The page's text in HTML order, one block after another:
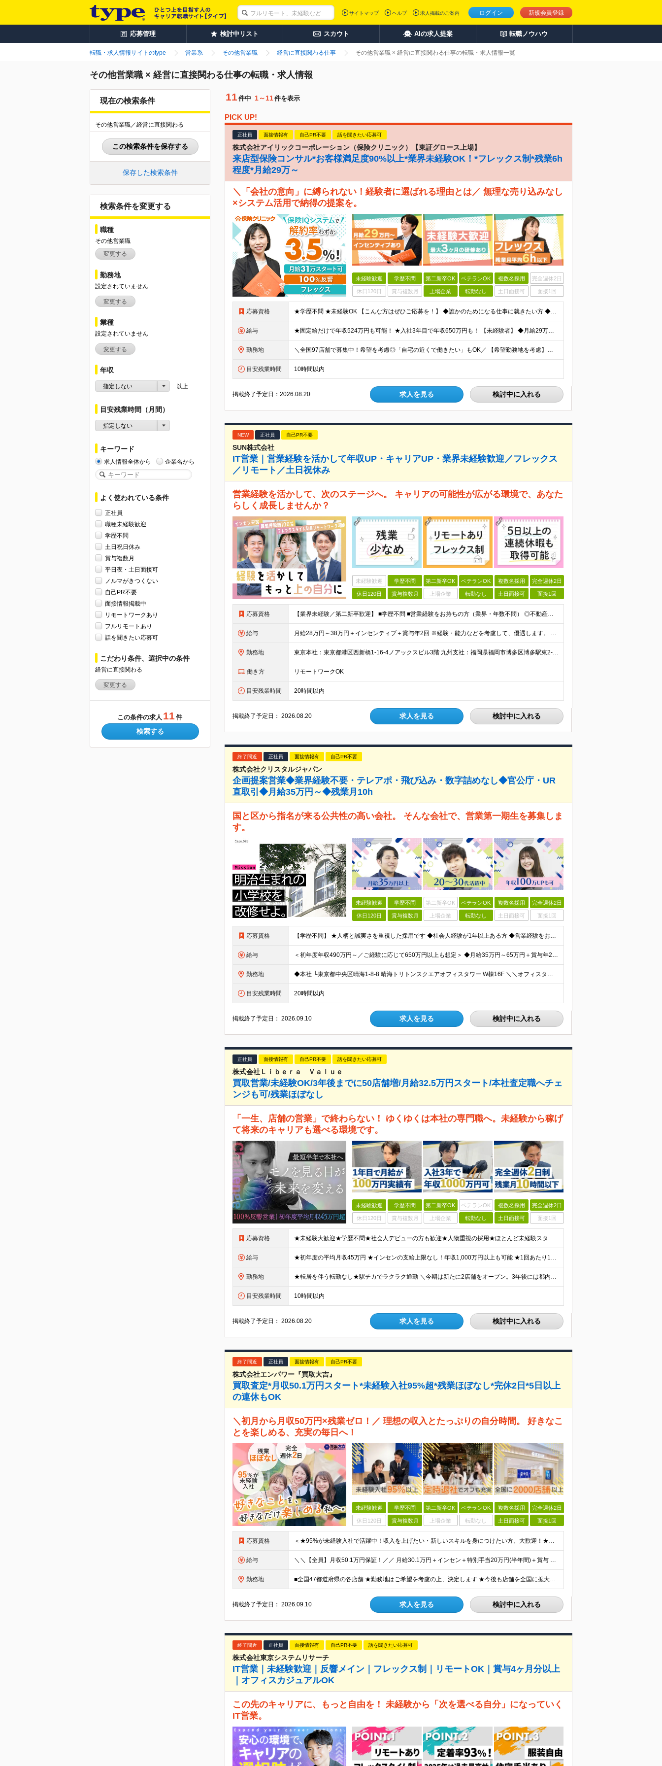
ログイン 新規会員登録
サイトマップ ヘルプ 求人掲載のご案内
応募管理 検討中リスト スカウト AIの求人提案 転職ノウハウ
転職・求人情報サイトのtype 営業系 その他営業職 経営に直接関わる仕事 その他営業職 × 経営に直接関わる仕事の転職・求人情報一覧
その他営業職 × 経営に直接関わる仕事の転職・求人情報
現在の検索条件
その他営業職／経営に直接関わる
この検索条件を保存する
保存した検索条件
検索条件を変更する
職種
その他営業職
変更する
勤務地
設定されていません
変更する
業種
設定されていません
変更する
年収
指定しない 以上
目安残業時間（月間）
指定しない
キーワード
求人情報全体から 企業名から
よく使われている条件
正社員
職種未経験歓迎
学歴不問
土日祝日休み
賞与複数月
平日夜・土日面接可
ノルマがきつくない
自己PR不要
面接情報掲載中
リモートワークあり
フルリモートあり
話を聞きたい応募可
こだわり条件、選択中の条件
経営に直接関わる
変更する
この条件の求人 11 件
検索する
11 件中 1～11件を表示
PICK UP!
正社員 面接情報有 自己PR不要 話を聞きたい応募可
株式会社アイリックコーポレーション（保険クリニック）【東証グロース上場】
来店型保険コンサル*お客様満足度90%以上*業界未経験OK！*フレックス制*残業6h
程度*月給29万～
＼「会社の意向」に縛られない！経験者に選ばれる理由とは／ 無理な売り込みなし
×システム活用で納得の提案を。
未経験歓迎 学歴不問 第二新卒OK ベテランOK 複数名採用 完全週休2日
休日120日 賞与複数月 上場企業 転勤なし 土日面接可 面接1回
応募資格 ★学歴不問 ★未経験OK 【こんな方はぜひご応募を！】 ◆誰かのためになる仕事に就きたい方 ◆人に寄り添い、相手の心を大切にできる方 ◆保険の知識を身につけて、長く働きたい方 ◆人と話すのが好きで、
給与 ★固定給だけで年収524万円も可能！ ★入社3年目で年収650万円も！ 【未経験者】 ◆月給29万円～51万円（店舗手当・営業手当など一律手当含む）＋インセンティブ＋他各種手当＋決算賞与あり（会社業
勤務地 ＼全国97店舗で募集中！希望を考慮◎「自宅の近くで働きたい」もOK／ 【希望勤務地を考慮】全97店舗／北海道・東京・神奈川・千葉・埼玉・石川・静岡・愛知・大阪・兵庫・福岡の『保険クリニック』直営店
目安残業時間 10時間以内
掲載終了予定日：2026.08.20 求人を見る 検討中に入れる
NEW 正社員 自己PR不要
SUN株式会社
IT営業｜営業経験を活かして年収UP・キャリアUP・業界未経験歓迎／フレックス
／リモート／土日祝休み
営業経験を活かして、次のステージへ。 キャリアの可能性が広がる環境で、あなた
らしく成長しませんか？
未経験歓迎 学歴不問 第二新卒OK ベテランOK 複数名採用 完全週休2日
休日120日 賞与複数月 上場企業 転勤なし 土日面接可 面接1回
応募資格 【業界未経験／第二新卒歓迎】 ■学歴不問 ■営業経験をお持ちの方（業界・年数不問） ◎不動産・代理店営業・メーカー営業など異業種出身メンバーが活躍中！ ～優遇～ ■IT業界、人材業界の営業経験者歓
給与 月給28万円～38万円＋インセンティブ＋賞与年2回 ※経験・能力などを考慮して、優遇します。 ※固定残業代（30時間分、4万7334円以上）を含む。超過分は別途支給します。 ※6ヶ月間の試用期間があ
勤務地 東京本社：東京都港区西新橋1-16-4ノアックスビル3階 九州支社：福岡県福岡市博多区博多駅東2-5-28博多偕成ビル2階 ◎転勤はありません。 ◎週2～3回リモート可能です！ (変更の範囲)なし
働き方 リモートワークOK
目安残業時間 20時間以内
掲載終了予定日：2026.08.20 求人を見る 検討中に入れる
終了間近 正社員 面接情報有 自己PR不要
株式会社クリスタルジャパン
企画提案営業◆業界経験不要・テレアポ・飛び込み・数字詰めなし◆官公庁・UR
直取引◆月給35万円～◆残業月10h
国と区から指名が来る公共性の高い会社。 そんな会社で、営業第一期生を募集しま
す。
未経験歓迎 学歴不問 第二新卒OK ベテランOK 複数名採用 完全週休2日
休日120日 賞与複数月 上場企業 転勤なし 土日面接可 面接1回
応募資格 【学歴不問】 ★人柄と誠実さを重視した採用です ◆社会人経験が1年以上ある方 ◆営業経験をお持ちの方は優遇します（法人・個人、業界・商材は不問） ※業界知識・建築知識は不要です。入社後に案件と先輩
給与 ＜初年度年収490万円～／ご経験に応じて650万円以上も想定＞ ◆月給35万円～65万円＋賞与年2回（7月・12月） 【なぜこの給与を払えるのか】 UR都市機構様・日本郵政様・官公庁との直取引で中間
勤務地 ◆本社 └東京都中央区晴海1-8-8 晴海トリトンスクエアオフィスタワー W棟16F ＼＼オフィスタワー内には商業施設が多数併設／／ カフェやレストラン、コンビニやスーパー、 100円ショップなど様
目安残業時間 20時間以内
掲載終了予定日：2026.09.10 求人を見る 検討中に入れる
正社員 面接情報有 自己PR不要 話を聞きたい応募可
株式会社Ｌｉｂｅｒａ Ｖａｌｕｅ
買取営業/未経験OK/3年後までに50店舗増/月給32.5万円スタート/本社査定職へチェ
ンジも可/残業ほぼなし
「一生、店舗の営業」で終わらない！ ゆくゆくは本社の専門職へ。未経験から稼げ
て将来のキャリアも選べる環境です。
未経験歓迎 学歴不問 第二新卒OK ベテランOK 複数名採用 完全週休2日
休日120日 賞与複数月 上場企業 転勤なし 土日面接可 面接1回
応募資格 ★未経験大歓迎★学歴不問★社会人デビューの方も歓迎★人物重視の採用★ほとんど未経験スタート★第二新卒・ブランク歓迎 ■完全未経験OK ■基本的なPCスキル ┗簡単なタイピングができればOK！ ■40
給与 ★初年度の平均月収45万円 ★インセンの支給上限なし！年収1,000万円以上も可能 ★1回あたり10～100万円の支給実績あり！ 【未経験】 月給32.5万円～＋インセンティブ年4回（3カ月に1回）
勤務地 ★転居を伴う転勤なし★駅チカでラクラク通勤 ＼今期は新たに2店舗をオープン。3年後には都内を中心とした50店舗体制を目指しています！／ 【買取専門店『リプセル』の各店舗での勤務となります！】 ◆
目安残業時間 10時間以内
掲載終了予定日：2026.08.20 求人を見る 検討中に入れる
終了間近 正社員 面接情報有 自己PR不要
株式会社エンパワー『買取大吉』
買取査定*月収50.1万円スタート*未経験入社95%超*残業ほぼなし*完休2日*5日以上
の連休もOK
＼初月から月収50万円×残業ゼロ！／ 理想の収入とたっぷりの自分時間。 好きなこ
とを楽しめる、充実の毎日へ！
未経験歓迎 学歴不問 第二新卒OK ベテランOK 複数名採用 完全週休2日
休日120日 賞与複数月 上場企業 転勤なし 土日面接可 面接1回
応募資格 ＜★95%が未経験入社で活躍中！収入を上げたい・新しいスキルを身につけたい方、大歓迎！★＞ ◆学歴不問・第二新卒歓迎 ◆社会人経験1年以上 ★100％人柄、意欲重視の採用です 「新しい環境でスタート
給与 ＼＼【全員】月収50.1万円保証！／／ 月給30.1万円＋インセン＋特別手当20万円(半年間)＋賞与 ※経験者は優遇いたします（研修も免除の場合有） ※固定残業代:7万4000円以上/月45時間分
勤務地 ■全国47都道府県の各店舗 ★勤務地はご希望を考慮の上、決定します ★今後も店舗を全国に拡大していきます ★U・Iターン歓迎（社宅あり） ★マイカー通勤OK（地域により規定あり。詳細はお問合せくださ
掲載終了予定日：2026.09.10 求人を見る 検討中に入れる
終了間近 正社員 面接情報有 自己PR不要 話を聞きたい応募可
株式会社東京システムリサーチ
IT営業｜未経験歓迎｜反響メイン｜フレックス制｜リモートOK｜賞与4ヶ月分以上
｜オフィスカジュアルOK
この先のキャリアに、もっと自由を！ 未経験から「次を選べる自分」になっていく
IT営業。